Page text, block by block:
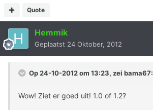
Quote
Hemmik
Geplaatst 24 Oktober, 2012
Op 24-10-2012 om 13:23, zei bama67:
Wow! Ziet er goed uit! 1.0 of 1.2?